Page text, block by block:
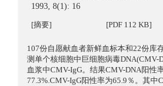
1993, 8(1): 16
[摘要] [PDF 112 KB]
107份自愿献血者新鲜血标本和22份库
测单个核细胞中巨细胞病毒DNA(CMV-
血浆中CMV-IgG。结果CMV-DNA阳性
77.3%.CMV-IgG阳性率为65.9％。其中